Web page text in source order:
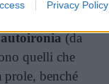
Privacy Policy
autoironia(da
quelli che
prole, benché